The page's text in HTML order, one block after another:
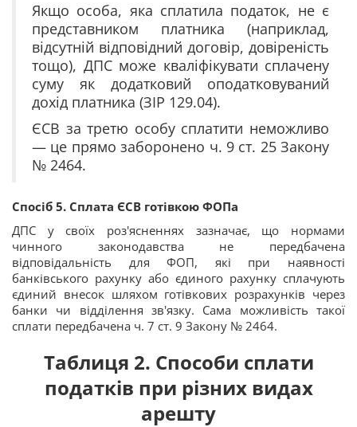
Якщо особа, яка сплатила податок, не є
представником платника (наприклад,
відсутній відповідний договір, довіреність
тощо), ДПС може кваліфікувати сплачену
суму як додатковий оподатковуваний
дохід платника (ЗІР 129.04).
ЄСВ за третю особу сплатити неможливо
— це прямо заборонено ч. 9 ст. 25 Закону
№ 2464.
Спосіб 5. Сплата ЄСВ готівкою ФОПа
ДПС у своїх роз'ясненнях зазначає, що нормами
чинного законодавства не передбачена
відповідальність для ФОП, які при наявності
банківського рахунку або єдиного рахунку сплачують
єдиний внесок шляхом готівкових розрахунків через
банки чи відділення зв'язку. Сама можливість такої
сплати передбачена ч. 7 ст. 9 Закону № 2464.
Таблиця 2. Способи сплати
податків при різних видах
арешту